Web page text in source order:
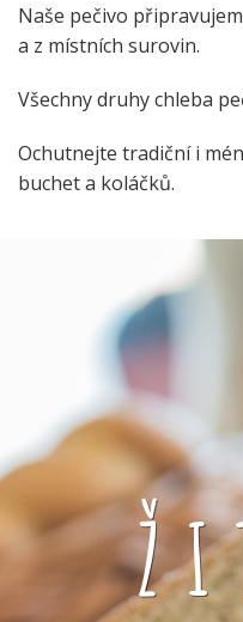
Naše pečivo
a z místních surovin.
Všechny druhy chleba
Ochutnejte tradiční i
buchet a koláčků.